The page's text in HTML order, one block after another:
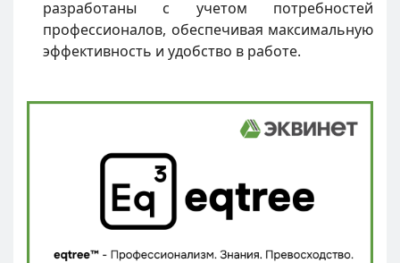
разработаны с учетом потребностей
профессионалов, обеспечивая максимальную
эффективность и удобство в работе.